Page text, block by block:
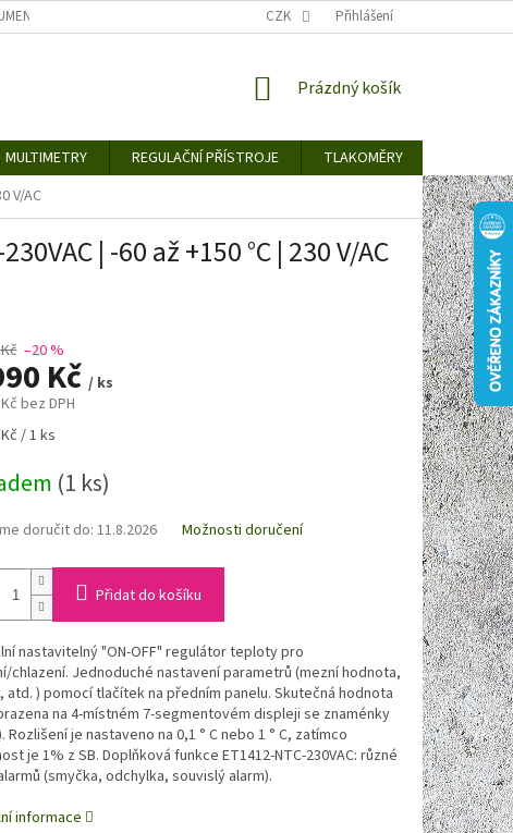
KE STAŽENÍ CENY ZA DOPRAVU / ZPŮSOBY DORUČENÍ
CZK Přihlášení
NÁKUPNÍ
Prázdný košík
MULTIMETRY REGULAČNÍ PŘÍSTROJE TLAKOMĚRY
V/AC
| -60 až +150 °C | 230 V/AC
–20 %
Kč / ks
bez DPH
/ 1 ks
(1 ks)
doručit do:11.8.2026 Možnosti doručení
Přidat do košíku
nastavitelný "ON-OFF" regulátor teploty pro
chlazení. Jednoduché nastavení parametrů (mezní hodnota,
) pomocí tlačítek na předním panelu. Skutečná hodnota
na 4-místném 7-segmentovém displeji se znaménky
Rozlišení je nastaveno na 0,1 ° C nebo 1 ° C, zatímco
je 1% z SB. Doplňková funkce ET1412-NTC-230VAC: různé
(smyčka, odchylka, souvislý alarm).
informace